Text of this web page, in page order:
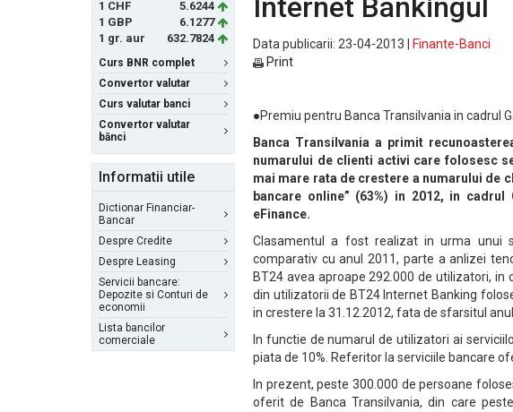
1 CHF
5.6244
1 GBP
6.1277
1 gr. aur
632.7824
Curs BNR complet
Convertor valutar
Curs valutar banci
Convertor valutar
bănci
Informatii utile
Dictionar Financiar-
Bancar
Despre Credite
Despre Leasing
Servicii bancare:
Depozite si Conturi de
economii
Lista bancilor
comerciale
Internet Bankingul
Data publicarii: 23-04-2013 |
Finante-Banci
Print
●Premiu pentru Banca Transilvania in cadrul
Banca Transilvania a primit
numarului de clienti activi care folosesc
mai mare rata de crestere a numarului de
bancare online” (63%) in 2012, in
eFinance.
Clasamentul a fost realizat in urma unui
comparativ cu anul 2011, parte a anlizei
BT24 avea aproape 292.000 de utilizatori,
din utilizatorii de BT24 Internet Banking
in crestere la 31.12.2012, fata de sfarsitul
In functie de numarul de utilizatori ai
piata de 10%. Referitor la serviciile bancare
In prezent, peste 300.000 de persoane
oferit de Banca Transilvania, din care